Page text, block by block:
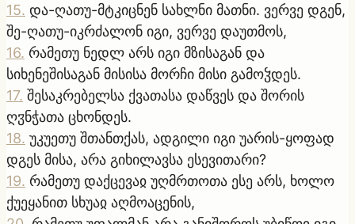
15. და-ღათუ-მტკიცნენ სახლნი მათნი. ვერვე დგენ,
შე-ღათუ-იკრძალონ იგი, ვერვე დაუთმოს,
16. რამეთუ ნედლ არს იგი მზისაგან და
სიხენეშისაგან მისისა მორჩი მისი გამოჴდეს.
17. შესაკრებელსა ქვათასა დაწვეს და შორის
ღჳნჭათა ცხონდეს.
18. უკუეთუ შთანთქას, ადგილი იგი უარის-ყოფად
დგეს მისა, არა გიხილავსა ესევითარი?
19. რამეთუ დაქცევაჲ უღმრთოთა ესე არს, ხოლო
ქუეყანით სხუაჲ აღმოაცენის,